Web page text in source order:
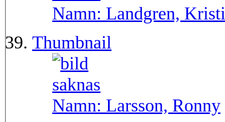
Namn: Landgren,
Thumbnail
Namn: Larsson, Ronny